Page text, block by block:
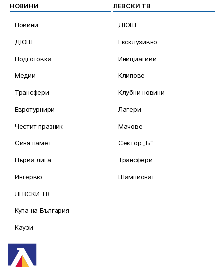
НОВИНИ
Новини
ДЮШ
Подготовка
Медии
Трансфери
Евротурнири
Честит празник
Синя памет
Първа лига
Интервю
ЛЕВСКИ ТВ
Купа на България
Каузи
ЛЕВСКИ ТВ
ДЮШ
Ексклузивно
Инициативи
Клипове
Клубни новини
Лагери
Мачове
Сектор „Б“
Трансфери
Шампионат